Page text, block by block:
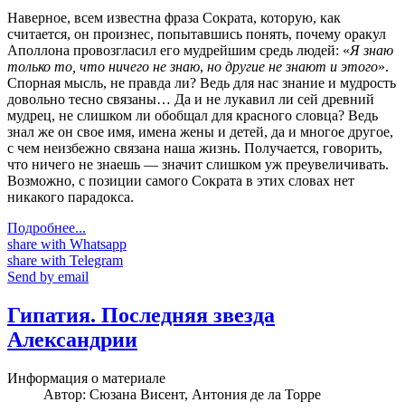
Наверное, всем известна фраза Сократа, которую, как
считается, он произнес, попытавшись понять, почему оракул
Аполлона провозгласил его мудрейшим средь людей: «Я знаю
только то, что ничего не знаю, но другие не знают и этого».
Спорная мысль, не правда ли? Ведь для нас знание и мудрость
довольно тесно связаны… Да и не лукавил ли сей древний
мудрец, не слишком ли обобщал для красного словца? Ведь
знал же он свое имя, имена жены и детей, да и многое другое,
с чем неизбежно связана наша жизнь. Получается, говорить,
что ничего не знаешь — значит слишком уж преувеличивать.
Возможно, с позиции самого Сократа в этих словах нет
никакого парадокса.
Подробнее...
share with Whatsapp
share with Telegram
Send by email
Гипатия. Последняя звезда
Александрии
Информация о материале
Автор: Сюзана Висент, Антония де ла Торре